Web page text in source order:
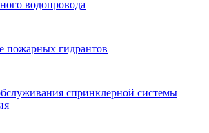
водопровода
пожарных гидрантов
спринклерной системы